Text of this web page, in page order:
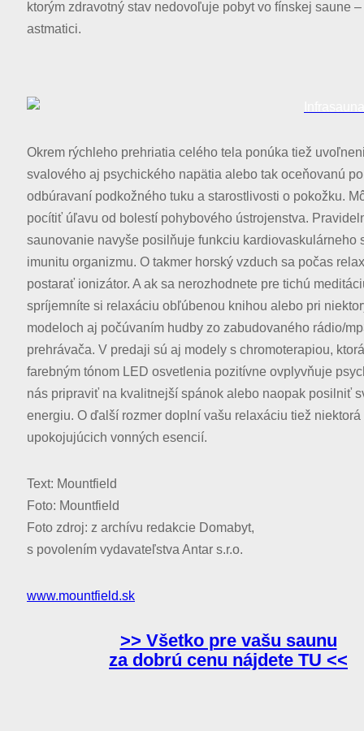
ktorým zdravotný stav nedovoľuje pobyt vo fínskej saune
astmatici.
Okrem rýchleho prehriatia celého tela ponúka tiež
svalového aj psychického napätia alebo tak oceňovanú
odbúravaní podkožného tuku a starostlivosti o pokožku.
pocítiť úľavu od bolestí pohybového ústrojenstva.
saunovanie navyše posilňuje funkciu kardiovaskulárneho
imunitu organizmu. O takmer horský vzduch sa počas
postarať ionizátor. A ak sa nerozhodnete pre tichú
spríjemníte si relaxáciu obľúbenou knihou alebo pri
modeloch aj počúvaním hudby zo zabudovaného rádio/
prehrávača. V predaji sú aj modely s chromoterapiou,
farebným tónom LED osvetlenia pozitívne ovplyvňuje
nás pripraviť na kvalitnejší spánok alebo naopak posilniť
energiu. O ďalší rozmer doplní vašu relaxáciu tiež niektorá
upokojujúcich vonných esencií.
Text: Mountfield
Foto: Mountfield
Foto zdroj: z archívu redakcie Domabyt,
s povolením vydavateľstva Antar s.r.o.
www.mountfield.sk
>> Všetko pre vašu saunu
za dobrú cenu nájdete TU <<